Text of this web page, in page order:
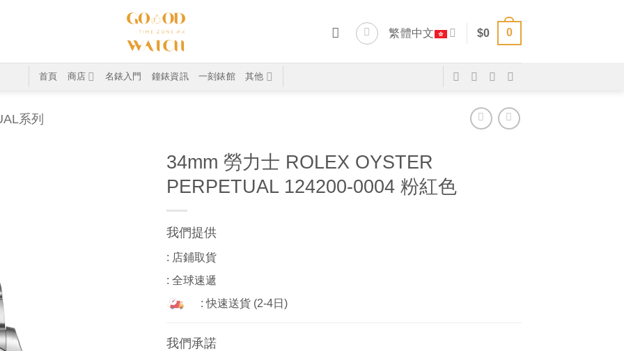
繁體中文 $0 0
首頁 商店 名錶入門 鐘錶資訊 一刻錶館 其他
系列
34mm 勞力士 ROLEX OYSTER
PERPETUAL 124200-0004 粉紅色
我們提供
: 店鋪取貨
: 全球速遞
: 快速送貨 (2-4日)
我們承諾